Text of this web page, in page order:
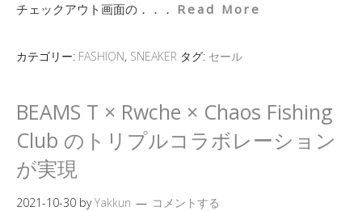
チェックアウト画面の．．． Read More
カテゴリー: FASHION, SNEAKER タグ: セール
BEAMS T × Rwche × Chaos Fishing
Club のトリプルコラボレーション
が実現
2021-10-30 byYakkun コメントする